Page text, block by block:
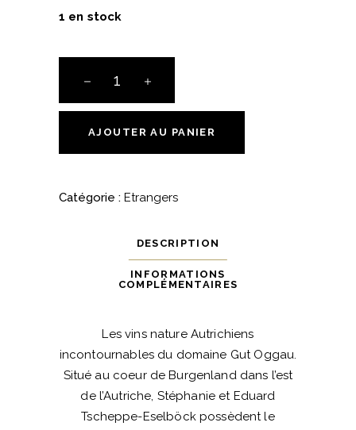
1 en stock
-
Joschuari
-
AJOUTER AU PANIER
Catégorie : Etrangers
DESCRIPTION
INFORMATIONS
COMPLÉMENTAIRES
Les vins nature Autrichiens
incontournables du domaine Gut Oggau.
Situé au coeur de Burgenland dans l’est
de l’Autriche, Stéphanie et Eduard
Tscheppe-Eselböck possèdent le